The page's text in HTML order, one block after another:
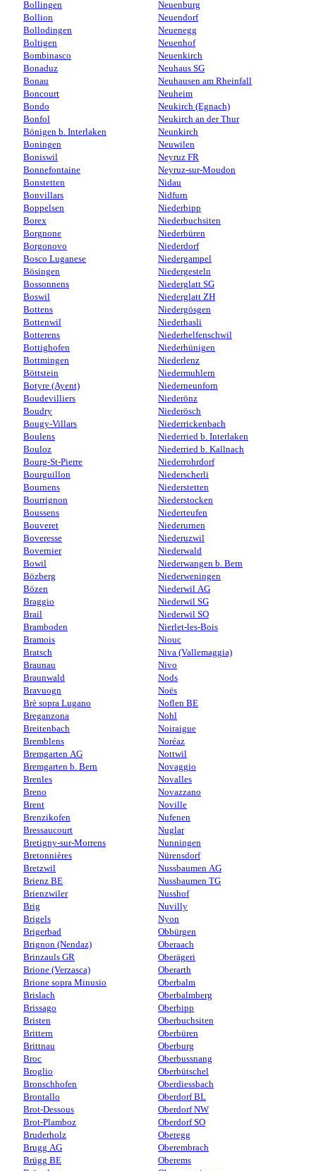
Bollingen
Bollion
Bollodingen
Boltigen
Bombinasco
Bonaduz
Bonau
Boncourt
Bondo
Bonfol
Bönigen b. Interlaken
Boningen
Boniswil
Bonnefontaine
Bonstetten
Bonvillars
Boppelsen
Borex
Borgnone
Borgonovo
Bosco Luganese
Bösingen
Bossonnens
Boswil
Bottens
Bottenwil
Botterens
Bottighofen
Bottmingen
Böttstein
Botyre (Ayent)
Boudevilliers
Boudry
Bougy-Villars
Boulens
Bouloz
Bourg-St-Pierre
Bourguillon
Bournens
Bourrignon
Boussens
Bouveret
Boveresse
Bovernier
Bowil
Bözberg
Bözen
Braggio
Brail
Bramboden
Bramois
Bratsch
Braunau
Braunwald
Bravuogn
Brè sopra Lugano
Breganzona
Breitenbach
Bremblens
Bremgarten AG
Bremgarten b. Bern
Brenles
Breno
Brent
Brenzikofen
Bressaucourt
Bretigny-sur-Morrens
Bretonnières
Bretzwil
Brienz BE
Brienzwiler
Brig
Brigels
Brigerbad
Brignon (Nendaz)
Brinzauls GR
Brione (Verzasca)
Brione sopra Minusio
Brislach
Brissago
Bristen
Brittern
Brittnau
Broc
Broglio
Bronschhofen
Brontallo
Brot-Dessous
Brot-Plamboz
Bruderholz
Brugg AG
Brügg BE
Neuenburg
Neuendorf
Neuenegg
Neuenhof
Neuenkirch
Neuhaus SG
Neuhausen am Rheinfall
Neuheim
Neukirch (Egnach)
Neukirch an der Thur
Neunkirch
Neuwilen
Neyruz FR
Neyruz-sur-Moudon
Nidau
Nidfurn
Niederbipp
Niederbuchsiten
Niederbüren
Niederdorf
Niedergampel
Niedergesteln
Niederglatt SG
Niederglatt ZH
Niedergösgen
Niederhasli
Niederhelfenschwil
Niederhünigen
Niederlenz
Niedermuhlern
Niederneunforn
Niederönz
Niederösch
Niederrickenbach
Niederried b. Interlaken
Niederried b. Kallnach
Niederrohrdorf
Niederscherli
Niederstetten
Niederstocken
Niederteufen
Niederurnen
Niederuzwil
Niederwald
Niederwangen b. Bern
Niederweningen
Niederwil AG
Niederwil SG
Niederwil SO
Nierlet-les-Bois
Niouc
Niva (Vallemaggia)
Nivo
Nods
Noës
Noflen BE
Nohl
Noiraigue
Noréaz
Nottwil
Novaggio
Novalles
Novazzano
Noville
Nufenen
Nuglar
Nunningen
Nürensdorf
Nussbaumen AG
Nussbaumen TG
Nusshof
Nuvilly
Nyon
Obbürgen
Oberaach
Oberägeri
Oberarth
Oberbalm
Oberbalmberg
Oberbipp
Oberbuchsiten
Oberbüren
Oberburg
Oberbussnang
Oberbütschel
Oberdiessbach
Oberdorf BL
Oberdorf NW
Oberdorf SO
Oberegg
Oberembrach
Oberems